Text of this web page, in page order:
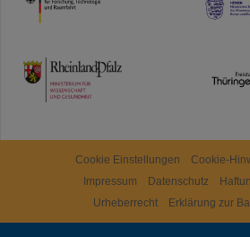
TMWWDG
Cookie Einstellungen Cookie-
Impressum
Datenschutz
Urheberrecht
Erklärung zur